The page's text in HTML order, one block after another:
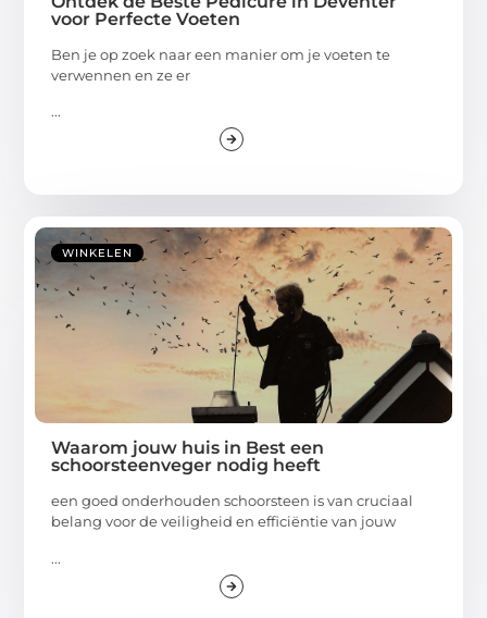
voor Perfecte Voeten
Ben je op zoek naar een manier om je voeten te
verwennen en ze er
...
WINKELEN
Waarom jouw huis in Best een
schoorsteenveger nodig heeft
een goed onderhouden schoorsteen is van cruciaal
belang voor de veiligheid en efficiëntie van jouw
...